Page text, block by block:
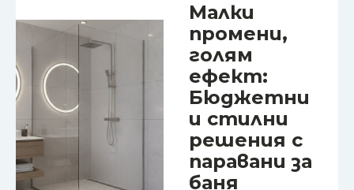
Малки
промени,
голям
ефект:
Бюджетни
и стилни
решения с
паравани за
баня